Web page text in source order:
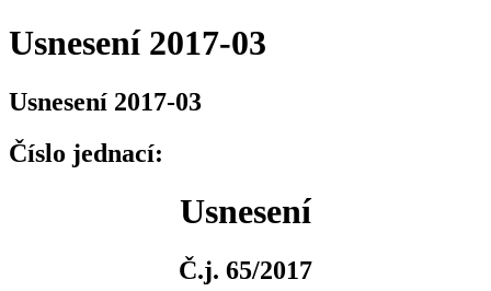
Usnesení 2017-03
Usnesení 2017-03
Číslo jednací:
Usnesení
Č.j. 65/2017